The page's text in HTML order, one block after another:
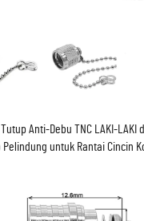
Anti-Debu TNC LAKI-LAKI
Pelindung untuk Rantai Cincin